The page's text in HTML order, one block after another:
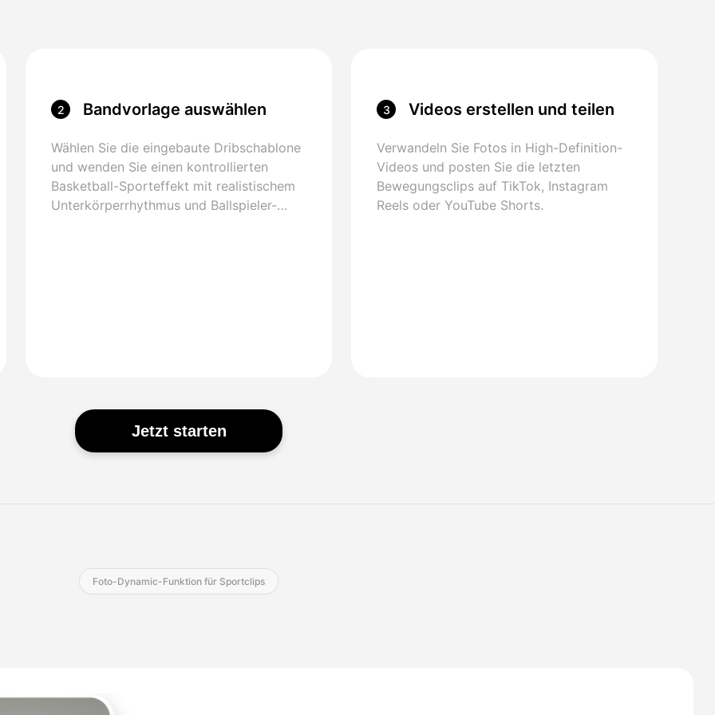
2 Bandvorlage auswählen
Wählen Sie die eingebaute Dribschablone
und wenden Sie einen kontrollierten
Basketball-Sporteffekt mit realistischem
Unterkörperrhythmus und Ballspieler-
3 Videos erstellen und teilen
Verwandeln Sie Fotos in High-Definition-
Videos und posten Sie die letzten
Bewegungsclips auf TikTok, Instagram
Reels oder YouTube Shorts.
Jetzt starten
Foto-Dynamic-Funktion für Sportclips